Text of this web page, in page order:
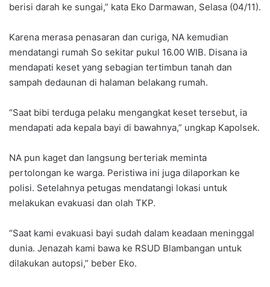
berisi darah ke sungai,” kata Eko Darmawan, Selasa (04/11).
Karena merasa penasaran dan curiga, NA kemudian
mendatangi rumah So sekitar pukul 16.00 WIB. Disana ia
mendapati keset yang sebagian tertimbun tanah dan
sampah dedaunan di halaman belakang rumah.
“Saat bibi terduga pelaku mengangkat keset tersebut, ia
mendapati ada kepala bayi di bawahnya,” ungkap Kapolsek.
NA pun kaget dan langsung berteriak meminta
pertolongan ke warga. Peristiwa ini juga dilaporkan ke
polisi. Setelahnya petugas mendatangi lokasi untuk
melakukan evakuasi dan olah TKP.
“Saat kami evakuasi bayi sudah dalam keadaan meninggal
dunia. Jenazah kami bawa ke RSUD Blambangan untuk
dilakukan autopsi,” beber Eko.